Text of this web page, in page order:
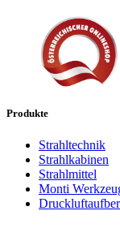
Produkte
Strahltechnik
Strahlkabinen
Strahlmittel
Monti